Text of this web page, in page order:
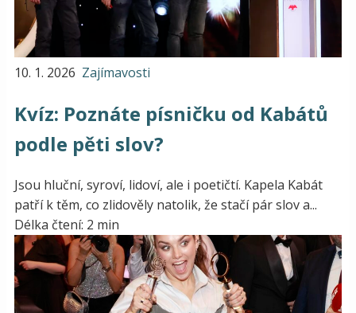
10. 1. 2026 Zajímavosti
Kvíz: Poznáte písničku od Kabátů
podle pěti slov?
Jsou hluční, syroví, lidoví, ale i poetičtí. Kapela Kabát
patří k těm, co zlidověly natolik, že stačí pár slov a...
Délka čtení: 2 min